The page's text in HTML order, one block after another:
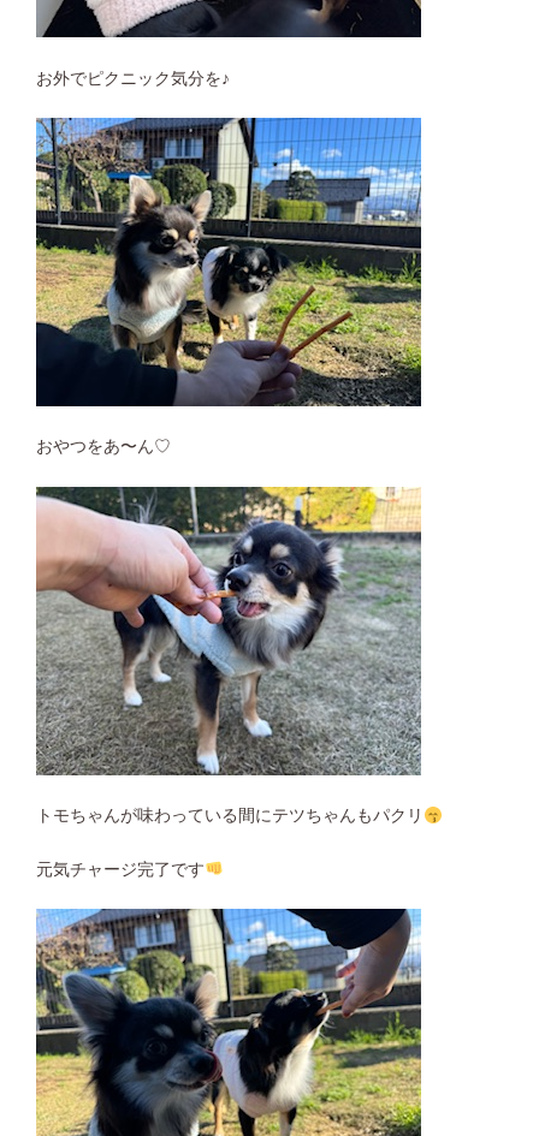
お外でピクニック気分を♪
おやつをあ〜ん♡
トモちゃんが味わっている間にテツちゃんもパクリ
元気チャージ完了です